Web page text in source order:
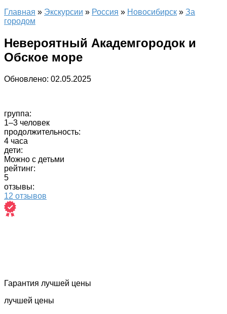
Главная » Экскурсии » Россия » Новосибирск » За
городом
Невероятный Академгородок и
Обское море
Обновлено: 02.05.2025
группа:
1–3 человек
продолжительность:
4 часа
дети:
Можно с детьми
рейтинг:
5
отзывы:
12 отзывов
Гарантия лучшей цены
лучшей цены